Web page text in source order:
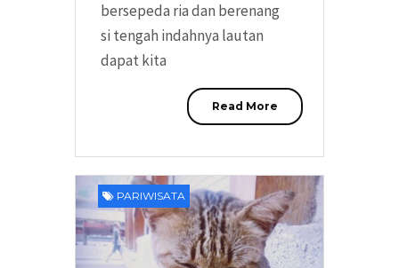
bersepeda ria dan berenang
si tengah indahnya lautan
dapat kita
Read More
PARIWISATA